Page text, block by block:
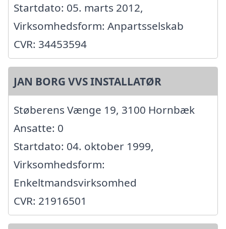
Startdato: 05. marts 2012,
Virksomhedsform: Anpartsselskab
CVR: 34453594
JAN BORG VVS INSTALLATØR
Støberens Vænge 19, 3100 Hornbæk
Ansatte: 0
Startdato: 04. oktober 1999,
Virksomhedsform:
Enkeltmandsvirksomhed
CVR: 21916501